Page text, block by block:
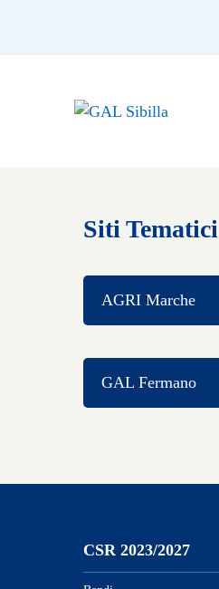
Siti Tematici
AGRI Marche
GAL Fermano
CSR 2023/2027